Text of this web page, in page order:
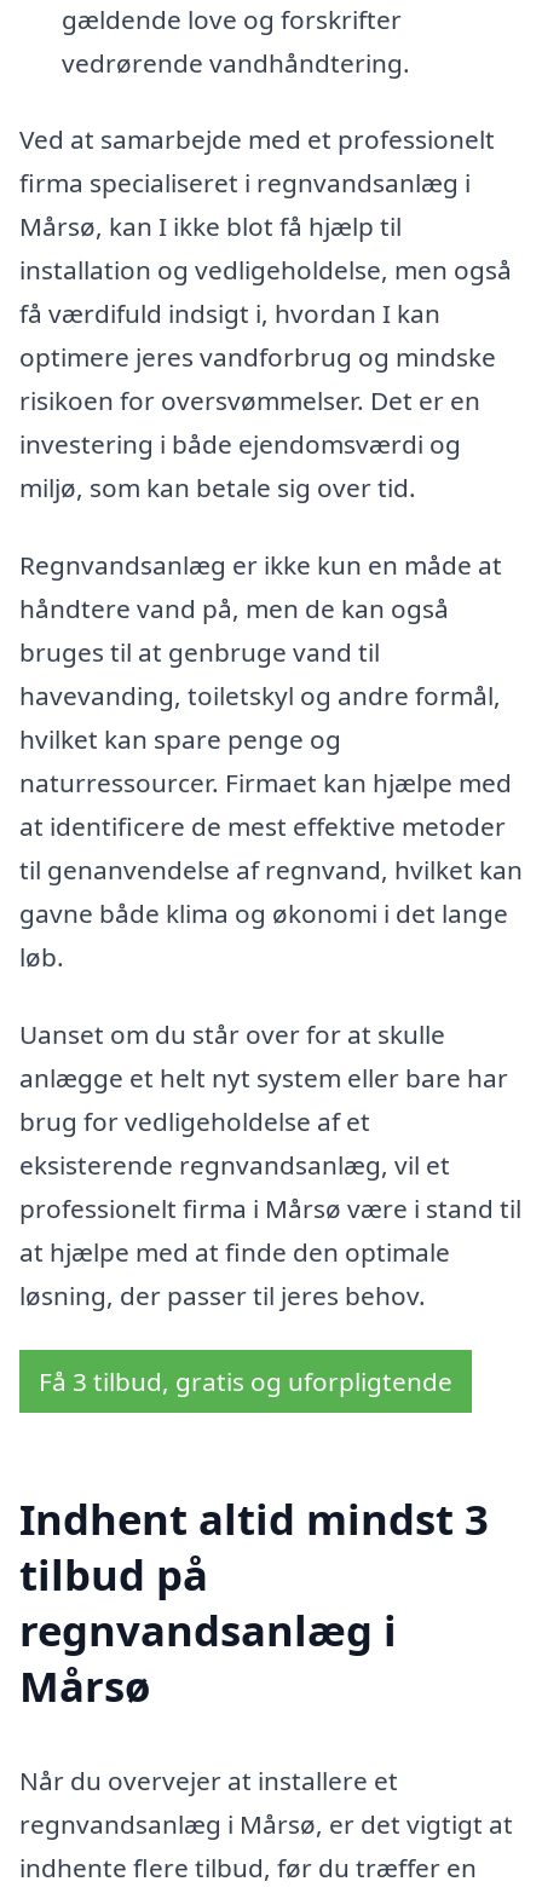
gældende love og forskrifter
vedrørende vandhåndtering.
Ved at samarbejde med et professionelt
firma specialiseret i regnvandsanlæg i
Mårsø, kan I ikke blot få hjælp til
installation og vedligeholdelse, men også
få værdifuld indsigt i, hvordan I kan
optimere jeres vandforbrug og mindske
risikoen for oversvømmelser. Det er en
investering i både ejendomsværdi og
miljø, som kan betale sig over tid.
Regnvandsanlæg er ikke kun en måde at
håndtere vand på, men de kan også
bruges til at genbruge vand til
havevanding, toiletskyl og andre formål,
hvilket kan spare penge og
naturressourcer. Firmaet kan hjælpe med
at identificere de mest effektive metoder
til genanvendelse af regnvand, hvilket kan
gavne både klima og økonomi i det lange
løb.
Uanset om du står over for at skulle
anlægge et helt nyt system eller bare har
brug for vedligeholdelse af et
eksisterende regnvandsanlæg, vil et
professionelt firma i Mårsø være i stand til
at hjælpe med at finde den optimale
løsning, der passer til jeres behov.
Få 3 tilbud, gratis og uforpligtende
Indhent altid mindst 3
tilbud på
regnvandsanlæg i
Mårsø
Når du overvejer at installere et
regnvandsanlæg i Mårsø, er det vigtigt at
indhente flere tilbud, før du træffer en